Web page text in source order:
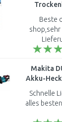
NUR was
Beste
shop,sehr
Makita
Akku-
600 mm
18V
Schnelle
alles